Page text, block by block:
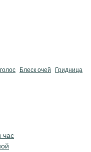
Блеск очей
Гридница
час